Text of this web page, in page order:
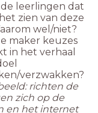
leerlingen dat
zien van deze
wel/niet?
maker keuzes
in het verhaal
verzwakken?
richten de
zich op de
en het internet